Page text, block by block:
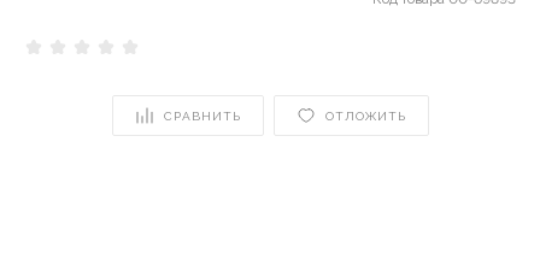
СРАВНИТЬ ОТЛОЖИТЬ